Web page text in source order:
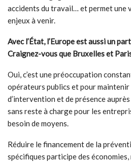
accidents du travail… et permet une
enjeux à venir.
Avec l’État, l’Europe est aussi un
Craignez-vous que Bruxelles et
Oui, c’est une préoccupation
opérateurs publics et pour
d’intervention et de présence
sans reste à charge pour les
besoin de moyens.
Réduire le financement de la
spécifiques participe des économies,